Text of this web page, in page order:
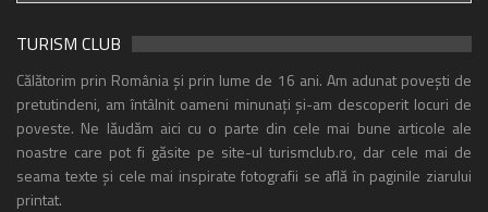
TURISM CLUB
Călătorim prin România și prin lume de 16 ani. Am adunat povești de
pretutindeni, am întâlnit oameni minunați și-am descoperit locuri de
poveste. Ne lăudăm aici cu o parte din cele mai bune articole ale
noastre care pot fi găsite pe site-ul turismclub.ro, dar cele mai de
seama texte și cele mai inspirate fotografii se află în paginile ziarului
printat.